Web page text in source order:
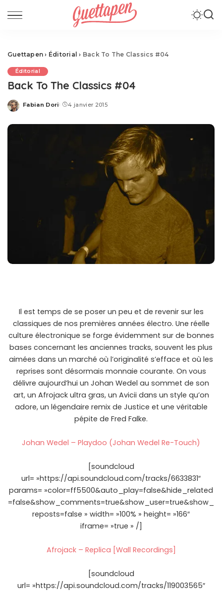
Guettapen › Éditorial › Back To The Classics #04
Éditorial
Back To The Classics #04
Posted
Fabian Dori 4 janvier 2015
Il est temps de se poser un peu et de revenir sur les
classiques de nos premières années électro. Une réelle
culture électronique se forge évidemment sur de bonnes
bases concernant les anciennes tracks, souvent les plus
aimées dans un marché où l’originalité s’efface et où les
reprises sont désormais monnaie courante. On vous
délivre aujourd’hui un Johan Wedel au sommet de son
art, un Afrojack ultra gras, un Avicii dans un style qu’on
adore, un légendaire remix de Justice et une véritable
pépite de Fred Falke.
Johan Wedel – Playdoo (Johan Wedel Re-Touch)
[soundcloud
url= »https://api.soundcloud.com/tracks/6633831″
params= »color=ff5500&auto_play=false&hide_related
=false&show_comments=true&show_user=true&show_
reposts=false » width= »100% » height= »166″
iframe= »true » /]
Afrojack – Replica [Wall Recordings]
[soundcloud
url= »https://api.soundcloud.com/tracks/119003565″